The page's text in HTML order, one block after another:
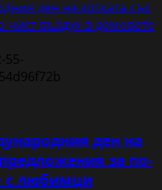
ден на котката със
въздух в домовете
ден на
за по-
с любимци